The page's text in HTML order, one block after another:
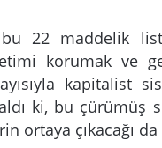
bu 22 maddelik
korumak ve
kapitalist
ki, bu çürümüş
ortaya çıkacağı